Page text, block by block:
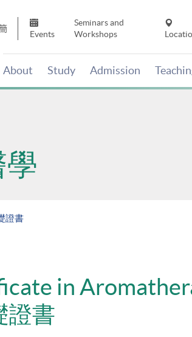
簡
Events
Seminars and
Workshops
About Study Admission
證書
in
證書